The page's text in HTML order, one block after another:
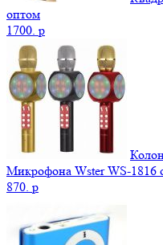
оптом
1700. p
Микрофона Wster WS-1816
870. p